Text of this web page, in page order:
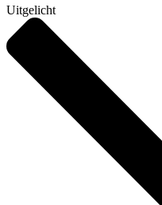
Uitgelicht